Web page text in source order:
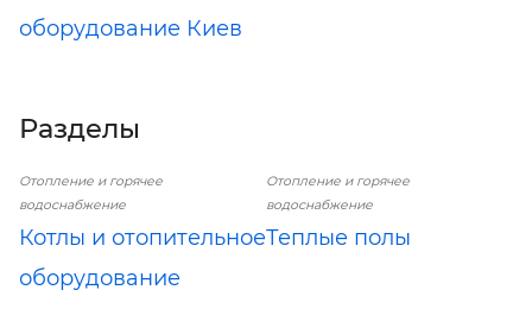
оборудование Киев
Разделы
Отопление и горячее
водоснабжение
Котлы и отопительное
оборудование
Отопление и горячее
водоснабжение
Теплые полы